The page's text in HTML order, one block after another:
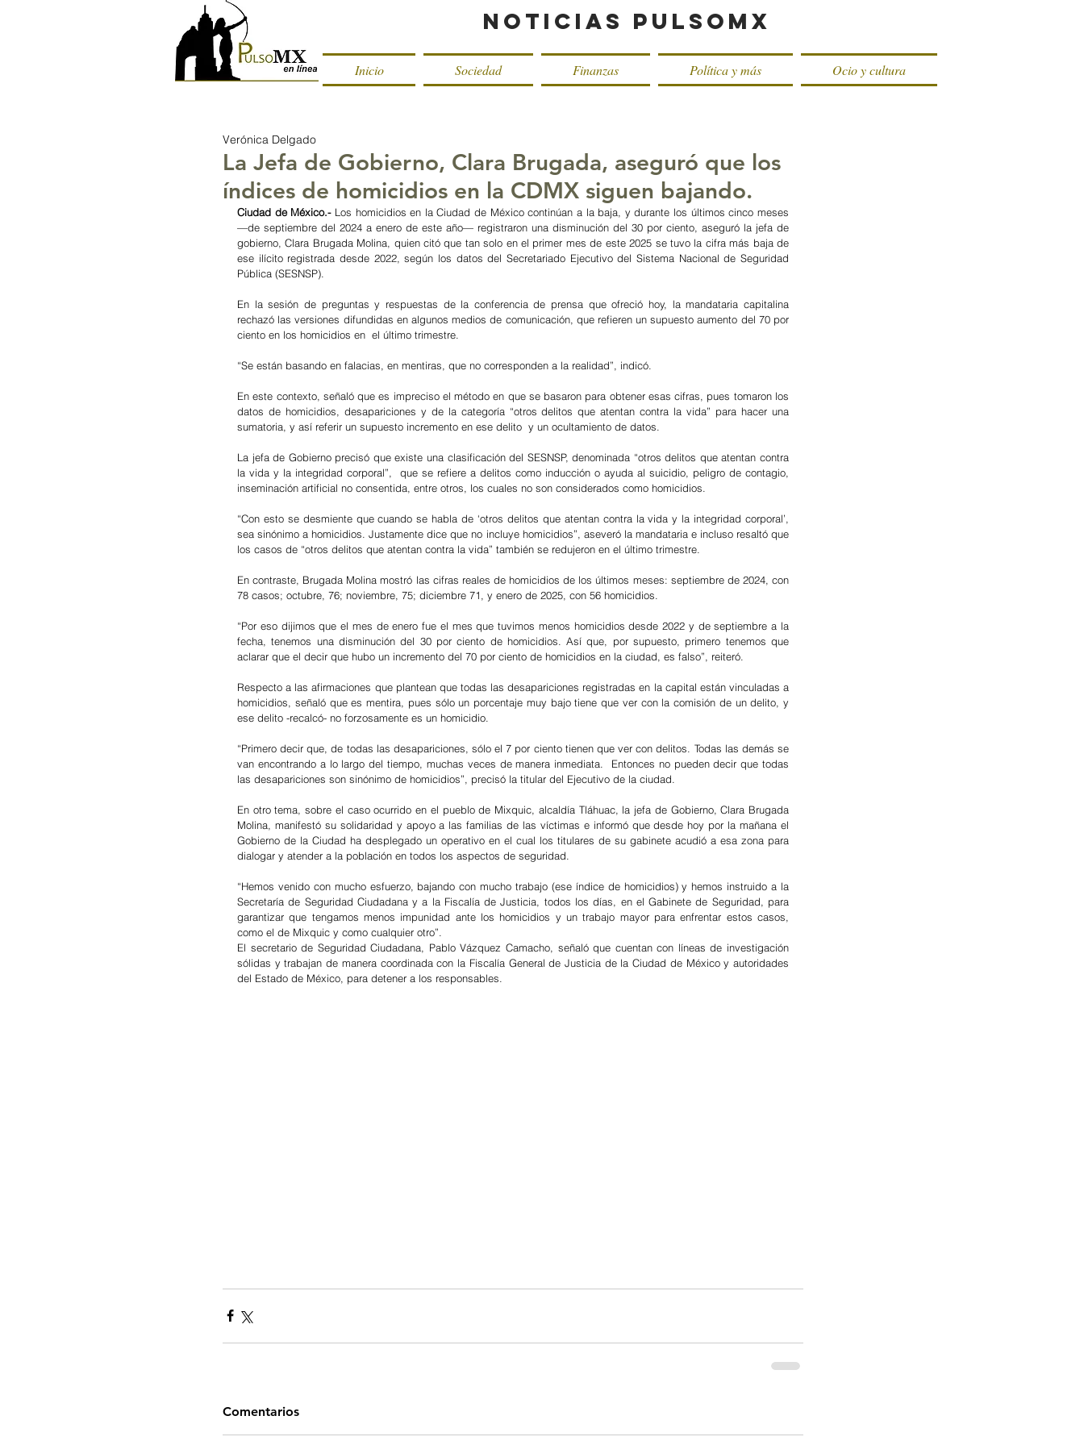
Noticias PulsoMX
Inicio Sociedad Finanzas Política y más Ocio y cultura
La Jefa de Gobierno, Clara Brugada, aseguró que los
índices de homicidios en la CDMX siguen bajando.
Verónica Delgado
Ciudad de México.- Los homicidios en la Ciudad de México continúan a la baja, y durante los últimos cinco meses
—de septiembre del 2024 a enero de este año— registraron una disminución del 30 por ciento, aseguró la jefa de
gobierno, Clara Brugada Molina, quien citó que tan solo en el primer mes de este 2025 se tuvo la cifra más baja de
ese ilícito registrada desde 2022, según los datos del Secretariado Ejecutivo del Sistema Nacional de Seguridad
Pública (SESNSP).
En la sesión de preguntas y respuestas de la conferencia de prensa que ofreció hoy, la mandataria capitalina
rechazó las versiones difundidas en algunos medios de comunicación, que refieren un supuesto aumento del 70 por
ciento en los homicidios en  el último trimestre.
“Se están basando en falacias, en mentiras, que no corresponden a la realidad”, indicó.
En este contexto, señaló que es impreciso el método en que se basaron para obtener esas cifras, pues tomaron los
datos de homicidios, desapariciones y de la categoría “otros delitos que atentan contra la vida” para hacer una
sumatoria, y así referir un supuesto incremento en ese delito  y un ocultamiento de datos.
La jefa de Gobierno precisó que existe una clasificación del SESNSP, denominada “otros delitos que atentan contra
la vida y la integridad corporal”,  que se refiere a delitos como inducción o ayuda al suicidio, peligro de contagio,
inseminación artificial no consentida, entre otros, los cuales no son considerados como homicidios.
“Con esto se desmiente que cuando se habla de ‘otros delitos que atentan contra la vida y la integridad corporal’,
sea sinónimo a homicidios. Justamente dice que no incluye homicidios”, aseveró la mandataria e incluso resaltó que
los casos de “otros delitos que atentan contra la vida” también se redujeron en el último trimestre.
En contraste, Brugada Molina mostró las cifras reales de homicidios de los últimos meses: septiembre de 2024, con
78 casos; octubre, 76; noviembre, 75; diciembre 71, y enero de 2025, con 56 homicidios.
“Por eso dijimos que el mes de enero fue el mes que tuvimos menos homicidios desde 2022 y de septiembre a la
fecha, tenemos una disminución del 30 por ciento de homicidios. Así que, por supuesto, primero tenemos que
aclarar que el decir que hubo un incremento del 70 por ciento de homicidios en la ciudad, es falso”, reiteró.
Respecto a las afirmaciones que plantean que todas las desapariciones registradas en la capital están vinculadas a
homicidios, señaló que es mentira, pues sólo un porcentaje muy bajo tiene que ver con la comisión de un delito, y
ese delito -recalcó- no forzosamente es un homicidio.
“Primero decir que, de todas las desapariciones, sólo el 7 por ciento tienen que ver con delitos. Todas las demás se
van encontrando a lo largo del tiempo, muchas veces de manera inmediata.  Entonces no pueden decir que todas
las desapariciones son sinónimo de homicidios”, precisó la titular del Ejecutivo de la ciudad.
En otro tema, sobre el caso ocurrido en el pueblo de Mixquic, alcaldía Tláhuac, la jefa de Gobierno, Clara Brugada
Molina, manifestó su solidaridad y apoyo a las familias de las víctimas e informó que desde hoy por la mañana el
Gobierno de la Ciudad ha desplegado un operativo en el cual los titulares de su gabinete acudió a esa zona para
dialogar y atender a la población en todos los aspectos de seguridad.
“Hemos venido con mucho esfuerzo, bajando con mucho trabajo (ese índice de homicidios) y hemos instruido a la
Secretaría de Seguridad Ciudadana y a la Fiscalía de Justicia, todos los días, en el Gabinete de Seguridad, para
garantizar que tengamos menos impunidad ante los homicidios y un trabajo mayor para enfrentar estos casos,
como el de Mixquic y como cualquier otro”.
El secretario de Seguridad Ciudadana, Pablo Vázquez Camacho, señaló que cuentan con líneas de investigación
sólidas y trabajan de manera coordinada con la Fiscalía General de Justicia de la Ciudad de México y autoridades
del Estado de México, para detener a los responsables.
Comentarios